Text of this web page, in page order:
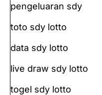
pengeluaran sdy
toto sdy lotto
data sdy lotto
live draw sdy lotto
togel sdy lotto